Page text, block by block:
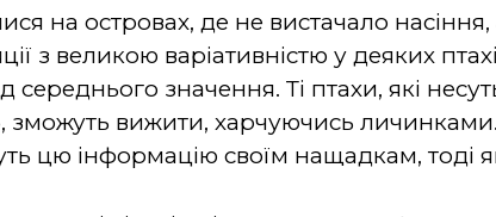
на островах, де не вистачало
з великою варіативністю у деяких
значення. Ті птахи, які
зможуть вижити, харчуючись
цю інформацію своїм нащадкам, тоді